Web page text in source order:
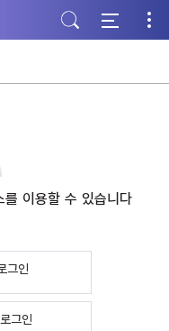
이용할 수 있습니다
그인
그인